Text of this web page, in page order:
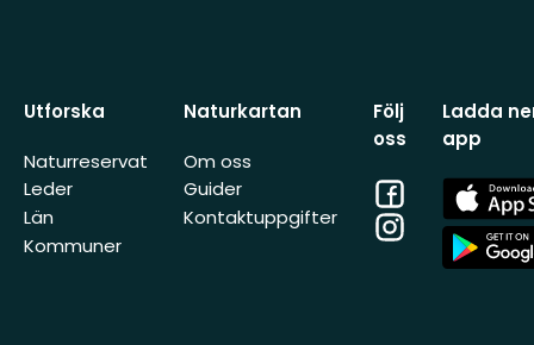
Utforska
Naturreservat
Leder
Län
Kommuner
Naturkartan
Om oss
Guider
Kontaktuppgifter
Följ
oss
Facebook
Instagram
Ladda
app
App
Store
App
Store